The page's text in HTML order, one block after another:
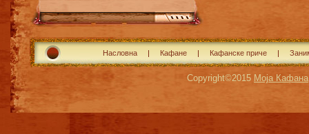
Насловна Кафане Кафанске приче
Copyright©2015 Моја Кафана